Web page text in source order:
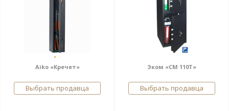
Aiko «Кречет»
Выбрать продавца
Эком «СМ 110Т»
Выбрать продавца